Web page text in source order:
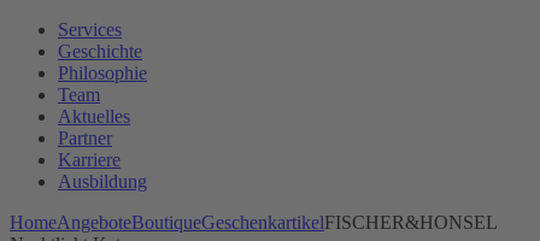
Services
Geschichte
Philosophie
Team
Aktuelles
Partner
Karriere
Ausbildung
HomeAngeboteBoutiqueGeschenkartikelFISCHER&HONSEL